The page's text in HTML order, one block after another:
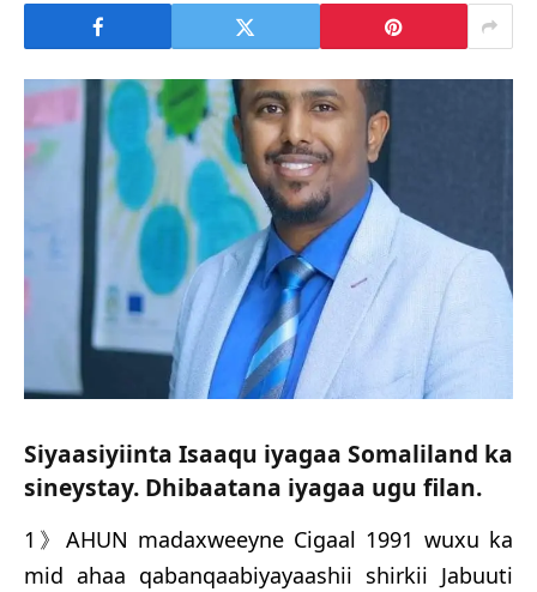
Siyaasiyiinta Isaaqu iyagaa Somaliland ka
sineystay. Dhibaatana iyagaa ugu filan.
1》AHUN madaxweeyne Cigaal 1991 wuxu ka
mid ahaa qabanqaabiyayaashii shirkii Jabuuti